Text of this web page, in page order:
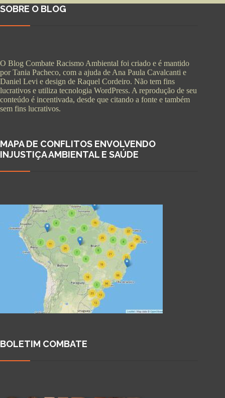
SOBRE O BLOG
O Blog Combate Racismo Ambiental foi criado e é mantido
por Tania Pacheco, com a ajuda de Ana Paula Cavalcanti e
Daniel Levi e design de Raquel Cordeiro. Não tem fins
lucrativos e utiliza tecnologia WordPress. A reprodução de seu
conteúdo é incentivada, desde que citando a fonte e também
sem fins lucrativos.
MAPA DE CONFLITOS ENVOLVENDO
INJUSTIÇA AMBIENTAL E SAÚDE
BOLETIM COMBATE